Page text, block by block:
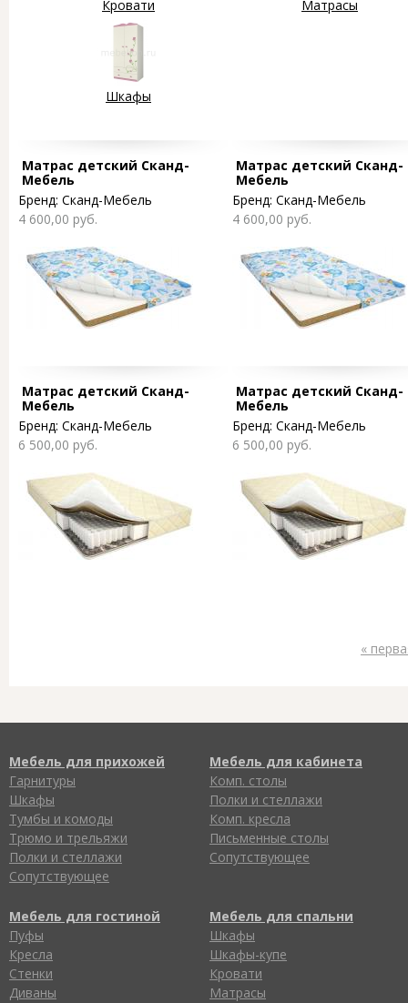
Кровати Матрасы
Шкафы
Матрас детский Сканд-
Мебель
Бренд: Сканд-Мебель
4 600,00 руб.
Матрас детский Сканд-
Мебель
Бренд: Сканд-Мебель
4 600,00 руб.
Матрас детский Сканд-
Мебель
Бренд: Сканд-Мебель
6 500,00 руб.
Матрас детский Сканд-
Мебель
Бренд: Сканд-Мебель
6 500,00 руб.
«
Мебель для прихожей
Гарнитуры
Шкафы
Тумбы и комоды
Трюмо и трельяжи
Полки и стеллажи
Сопутствующее
Мебель для кабинета
Комп. столы
Полки и стеллажи
Комп. кресла
Письменные столы
Сопутствующее
Мебель для гостиной
Пуфы
Кресла
Стенки
Диваны
Мебель для спальни
Шкафы
Шкафы-купе
Кровати
Матрасы